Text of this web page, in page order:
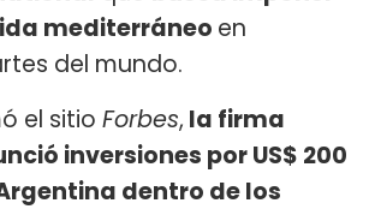
mediterráneo en
del mundo.
el sitio Forbes, la firma
inversiones por US$ 200
dentro de los